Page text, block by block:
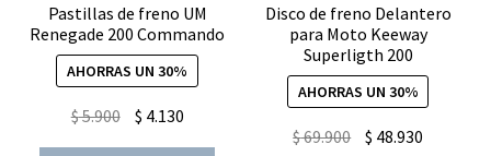
Pastillas de freno UM
Renegade 200 Commando
AHORRAS UN 30%
$5.900 El$ 4.130El
Disco de freno Delantero
para Moto Keeway
Superligth 200
AHORRAS UN 30%
$69.900 El$ 48.930